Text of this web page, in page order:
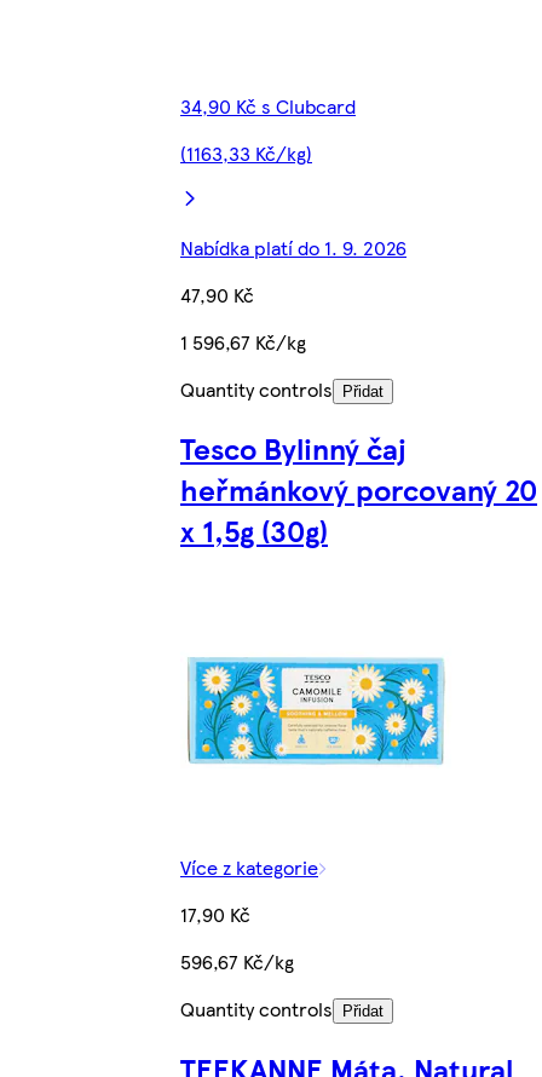
34,90 Kč s Clubcard
(1163,33 Kč/kg)
Nabídka platí do 1. 9. 2026
47,90 Kč
1 596,67 Kč/kg
Quantity controls
Přidat
Tesco Bylinný čaj
heřmánkový porcovaný 20
x 1,5g (30g)
Více z kategorie
17,90 Kč
596,67 Kč/kg
Quantity controls
Přidat